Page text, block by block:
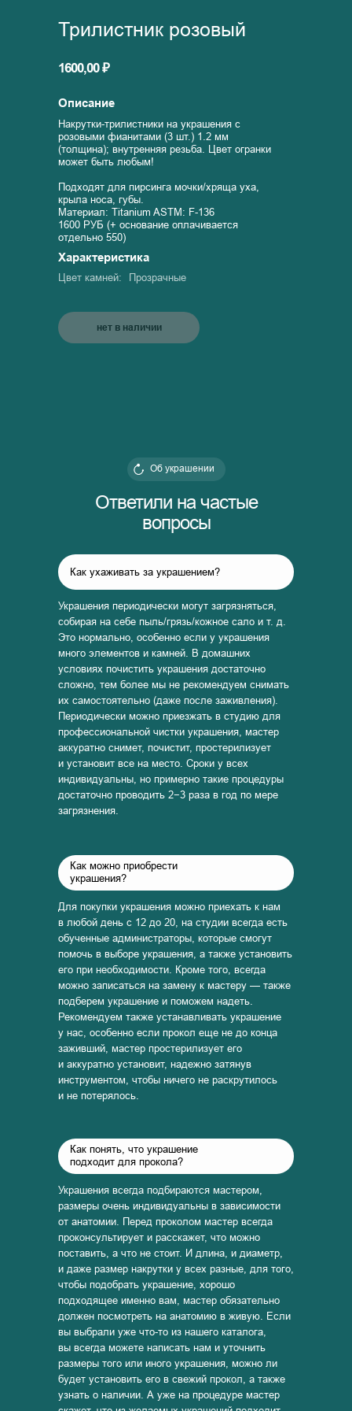
нет в наличии
Трилистник розовый
Описание
Характеристика
Накрутки-трилистники на украшения с
розовыми фианитами (3 шт.) 1.2 мм
(толщина); внутренняя резьба. Цвет огранки
может быть любым!
Подходят для пирсинга мочки/хряща уха,
крыла носа, губы.
Материал: Titanium ASTM: F-136
1600 РУБ (+ основание оплачивается
отдельно 550)
Прозрачные
Цвет камней:
1600,00 ₽
Ответили на частые
вопросы
Об украшении
Как ухаживать за украшением?
Украшения периодически могут загрязняться,
собирая на себе пыль/грязь/кожное сало и т. д.
Это нормально, особенно если у украшения
много элементов и камней. В домашних
условиях почистить украшения достаточно
сложно, тем более мы не рекомендуем снимать
их самостоятельно (даже после заживления).
Периодически можно приезжать в студию для
профессиональной чистки украшения, мастер
аккуратно снимет, почистит, простерилизует
и установит все на место. Сроки у всех
индивидуальны, но примерно такие процедуры
достаточно проводить 2−3 раза в год по мере
загрязнения.
Как можно приобрести
украшения?
Для покупки украшения можно приехать к нам
в любой день с 12 до 20, на студии всегда есть
обученные администраторы, которые смогут
помочь в выборе украшения, а также установить
его при необходимости. Кроме того, всегда
можно записаться на замену к мастеру — также
подберем украшение и поможем надеть.
Рекомендуем также устанавливать украшение
у нас, особенно если прокол еще не до конца
заживший, мастер простерилизует его
и аккуратно установит, надежно затянув
инструментом, чтобы ничего не раскрутилось
и не потерялось.
Как понять, что украшение
подходит для прокола?
Украшения всегда подбираются мастером,
размеры очень индивидуальны в зависимости
от анатомии. Перед проколом мастер всегда
проконсультирует и расскажет, что можно
поставить, а что не стоит. И длина, и диаметр,
и даже размер накрутки у всех разные, для того,
чтобы подобрать украшение, хорошо
подходящее именно вам, мастер обязательно
должен посмотреть на анатомию в живую. Если
вы выбрали уже что-то из нашего каталога,
вы всегда можете написать нам и уточнить
размеры того или иного украшения, можно ли
будет установить его в свежий прокол, а также
узнать о наличии. А уже на процедуре мастер